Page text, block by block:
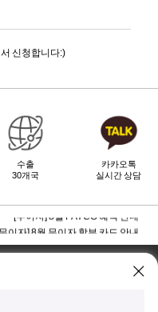
신청합니다:)
수출
30개국
카카오톡
실시간 상담
이자] 8월 무이자 할부 카드 안내